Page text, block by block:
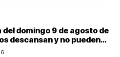
del domingo 9 de agosto de
descansan y no pueden
el Estado de México; estos